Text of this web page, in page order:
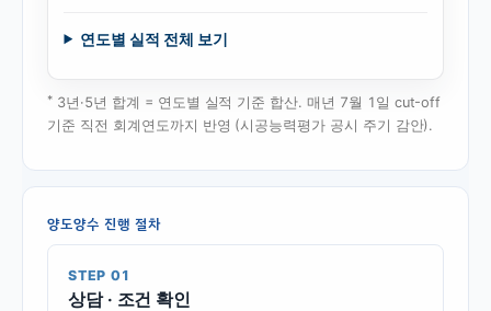
연도별 실적 전체 보기
* 3년·5년 합계 = 연도별 실적 기준 합산. 매년 7월 1일 cut-off
기준 직전 회계연도까지 반영 (시공능력평가 공시 주기 감안).
양도양수 진행 절차
STEP 01
상담 · 조건 확인